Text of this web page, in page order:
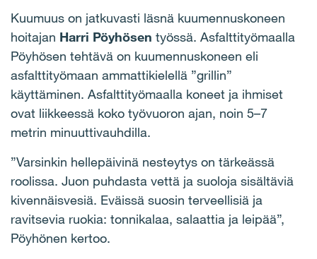
Kuumuus on jatkuvasti läsnä kuumennuskoneen
hoitajan Harri Pöyhösen työssä. Asfalttityömaalla
Pöyhösen tehtävä on kuumennuskoneen eli
asfalttityömaan ammattikielellä ”grillin”
käyttäminen. Asfalttityömaalla koneet ja ihmiset
ovat liikkeessä koko työvuoron ajan, noin 5–7
metrin minuuttivauhdilla.
”Varsinkin hellepäivinä nesteytys on tärkeässä
roolissa. Juon puhdasta vettä ja suoloja sisältäviä
kivennäisvesiä. Eväissä suosin terveellisiä ja
ravitsevia ruokia: tonnikalaa, salaattia ja leipää”,
Pöyhönen kertoo.